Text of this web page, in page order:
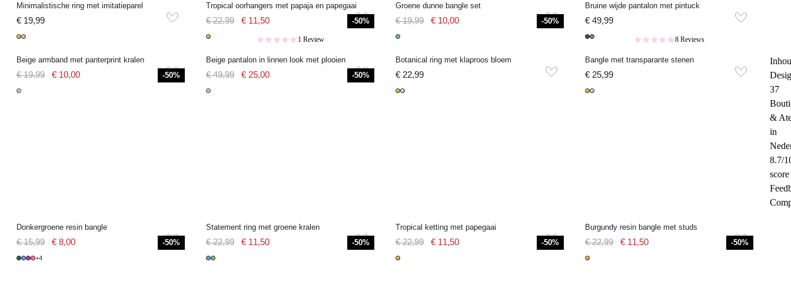
Minimalistische ring met imitatieparel
€ 19,99
Tropical oorhangers met papaja en papegaai
€ 22,99 € 11,50 -50%
Groene dunne bangle set
€ 19,99 € 10,00 -50%
Bruine wijde pantalon met pintuck
€ 49,99
Beige armband met panterprint kralen
€ 19,99 € 10,00 -50%
1 Review
Beige pantalon in linnen look met plooien
€ 49,99 € 25,00 -50%
Botanical ring met klaproos bloem
€ 22,99
8 Reviews
Bangle met transparante stenen
€ 25,99
37
&
in
8.7/
score
Donkergroene resin bangle
€ 15,99 € 8,00 -50%
+4
Statement ring met groene kralen
€ 22,99 € 11,50 -50%
Tropical ketting met papegaai
€ 22,99 € 11,50 -50%
Burgundy resin bangle met studs
€ 22,99 € 11,50 -50%